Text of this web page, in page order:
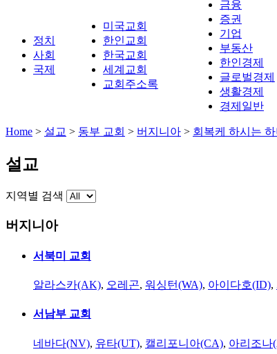
정치
사회
국제
미국교회
한인교회
한국교회
세계교회
교회주소록
금융
증권
기업
부동산
한인경제
글로벌경제
생활경제
경제일반
Home > 설교 > 동부 교회 > 버지니아 > 회복케 하시는
설교
지역별 검색
버지니아
서북미 교회
알라스카(AK), 오레곤, 워싱턴(WA), 아이다호(ID),
서남부 교회
네바다(NV), 유타(UT), 캘리포니아(CA), 아리조나